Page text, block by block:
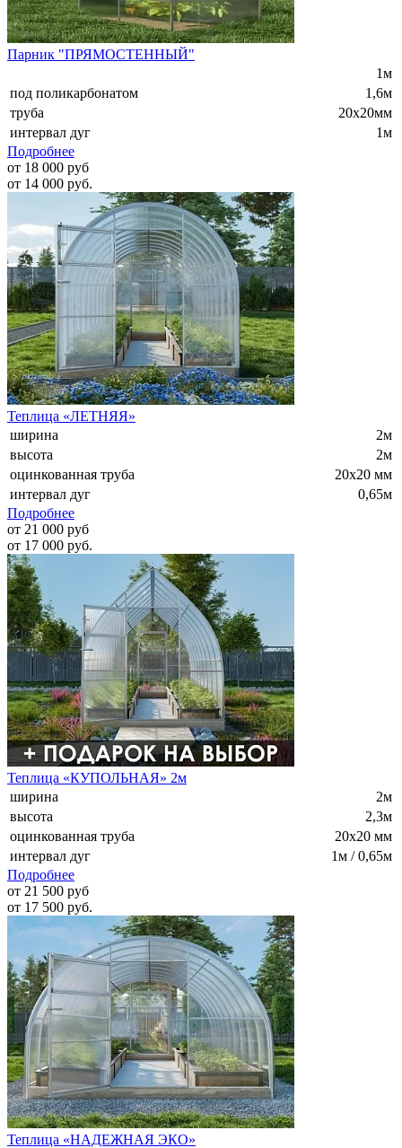
Парник "ПРЯМОСТЕННЫЙ"
1м
под поликарбонатом
1,6м
труба
20х20мм
интервал дуг
1м
Подробнее
от 18 000 руб
от 14 000 руб.
Теплица «ЛЕТНЯЯ»
ширина
2м
высота
2м
оцинкованная труба
20х20 мм
интервал дуг
0,65м
Подробнее
от 21 000 руб
от 17 000 руб.
Теплица «КУПОЛЬНАЯ» 2м
ширина
2м
высота
2,3м
оцинкованная труба
20х20 мм
интервал дуг
1м / 0,65м
Подробнее
от 21 500 руб
от 17 500 руб.
Теплица «НАДЕЖНАЯ ЭКО»